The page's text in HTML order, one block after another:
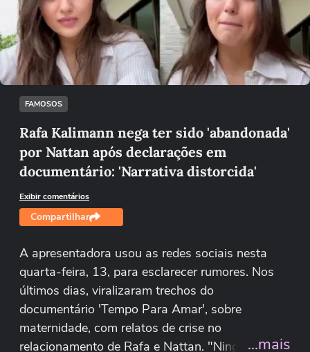
Não foi possível reproduzir o vídeo
Tentar novamente
FAMOSOS
Rafa Kalimann nega ter sido 'abandonada'
por Nattan após declarações em
documentário: 'Narrativa distorcida'
Exibir comentários
Compartilhar
A apresentadora usou as redes sociais nesta
quarta-feira, 13, para esclarecer rumores. Nos
últimos dias, viralizaram trechos do
documentário 'Tempo Para Amar', sobre
maternidade, com relatos de crise no
relacionamento de Rafa e Nattan. "Ninguém me
...mais